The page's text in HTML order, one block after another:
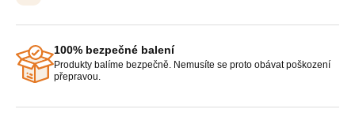
100% bezpečné balení
Produkty balíme bezpečně. Nemusíte se proto obávat poškození
přepravou.